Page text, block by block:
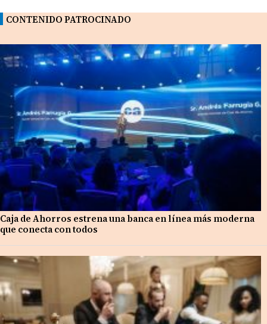
CONTENIDO PATROCINADO
Caja de Ahorros estrena una banca en línea más moderna
que conecta con todos